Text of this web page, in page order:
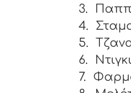
3.
4.
5.
6.
7.